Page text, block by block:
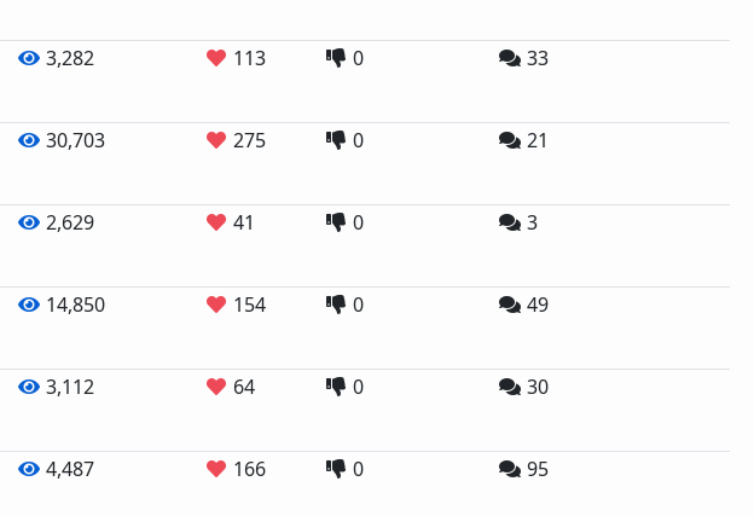
3,282 113 0 33
30,703 275 0 21
2,629 41 0 3
14,850 154 0 49
3,112 64 0 30
4,487 166 0 95